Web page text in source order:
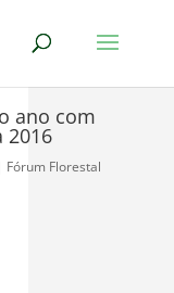
ano com
2016
Fórum Florestal